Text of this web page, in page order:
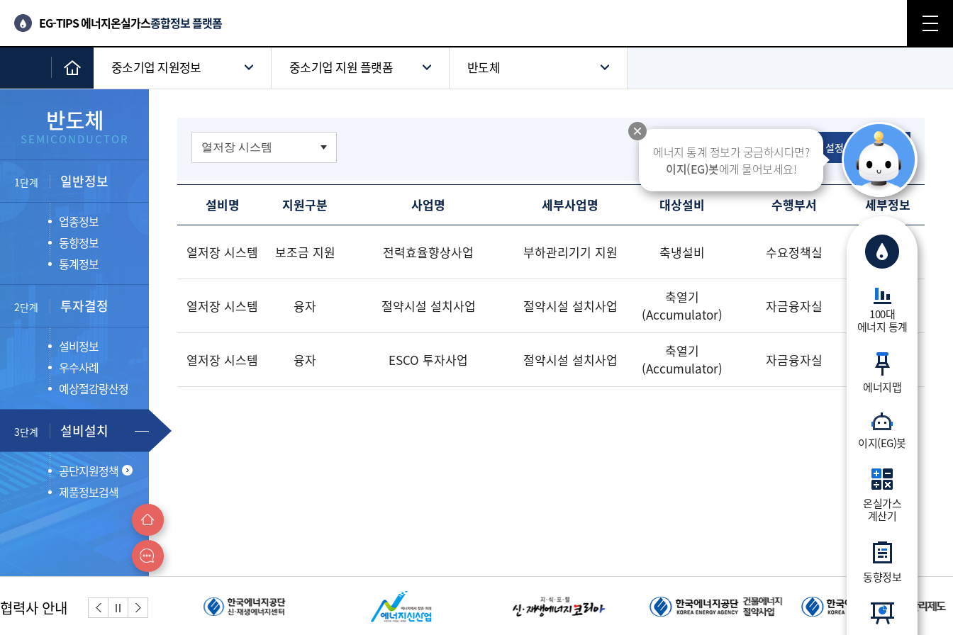
에너지 통계 정보가 궁금하시다면?
이지(EG)봇에게 물어보세요!
100대
에너지 통계
에너지맵
이지(EG)봇
온실가스
계산기
동향정보
EG-TIPS 에너지온실가스종합정보 플랫폼
중소기업 지원정보 중소기업 지원 플랫폼 반도체
반도체
SEMICONDUCTOR
1단계 일반정보
업종정보
동향정보
통계정보
2단계 투자결정
설비정보
우수사례
예상절감량산정
3단계 설비설치
공단지원정책
제품정보검색
설정으로 돌아가기
설비명 지원구분 사업명 세부사업명 대상설비 수행부서 세부정보
열저장 시스템 보조금 지원 전력효율향상사업 부하관리기기 지원 축냉설비 수요정책실 상세보기
열저장 시스템 융자 절약시설 설치사업 절약시설 설치사업
축열기
(Accumulator)
자금융자실 상세보기
열저장 시스템 융자 ESCO 투자사업 절약시설 설치사업
축열기
(Accumulator)
자금융자실 상세보기
협력사 안내 정지